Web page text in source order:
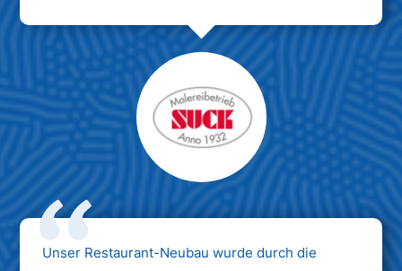
Unser Restaurant-Neubau wurde durch die